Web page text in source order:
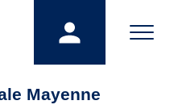
Mayenne